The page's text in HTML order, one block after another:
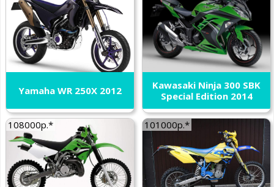
Yamaha WR 250X 2012
Kawasaki Ninja 300 SBK
Special Edition 2014
108000р.* 101000р.*